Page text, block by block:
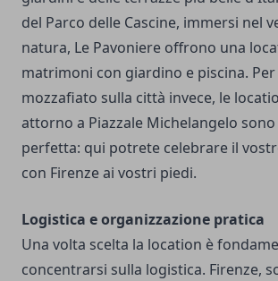
del Parco delle Cascine, immersi nel
natura, Le Pavoniere offrono una
matrimoni con giardino e piscina.
mozzafiato sulla città invece, le
attorno a Piazzale Michelangelo sono
perfetta: qui potrete celebrare il
con Firenze ai vostri piedi.
Logistica e organizzazione pratica
Una volta scelta la location è
concentrarsi sulla logistica. Firenze,